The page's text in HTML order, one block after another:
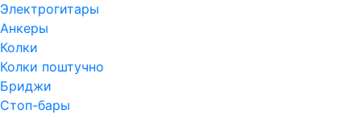
Электрогитары
Анкеры
Колки
Колки поштучно
Бриджи
Стоп-бары